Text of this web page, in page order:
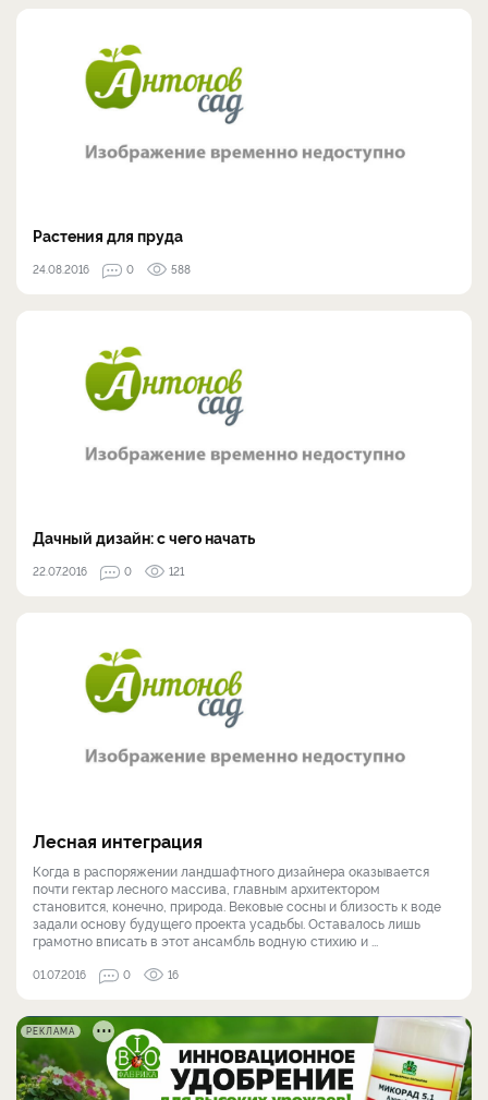
Растения для пруда
24.08.2016 0 588
Дачный дизайн: с чего начать
22.07.2016 0 121
Лесная интеграция
Когда в распоряжении ландшафтного дизайнера оказывается
почти гектар лесного массива, главным архитектором
становится, конечно, природа. Вековые сосны и близость к воде
задали основу будущего проекта усадьбы. Оставалось лишь
грамотно вписать в этот ансамбль водную стихию и ...
01.07.2016 0 16
РЕКЛАМА